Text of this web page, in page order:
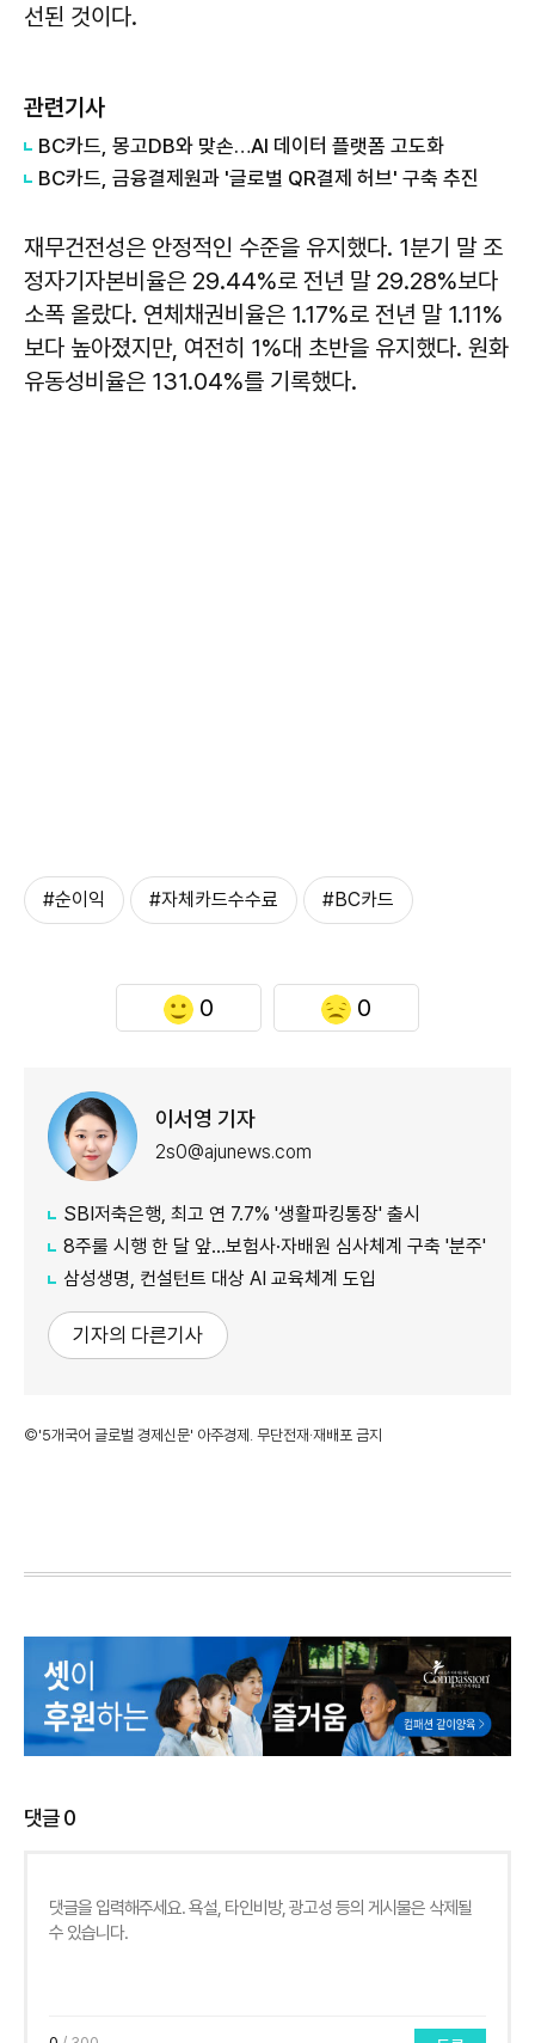
선된 것이다.
관련기사
BC카드, 몽고DB와 맞손…AI 데이터 플랫폼 고도화
BC카드, 금융결제원과 '글로벌 QR결제 허브' 구축 추진
재무건전성은 안정적인 수준을 유지했다. 1분기 말 조
정자기자본비율은 29.44%로 전년 말 29.28%보다
소폭 올랐다. 연체채권비율은 1.17%로 전년 말 1.11%
보다 높아졌지만, 여전히 1%대 초반을 유지했다. 원화
유동성비율은 131.04%를 기록했다.
#순이익 #자체카드수수료 #BC카드
0 0
이서영 기자
2s0@ajunews.com
SBI저축은행, 최고 연 7.7% '생활파킹통장' 출시
8주룰 시행 한 달 앞…보험사·자배원 심사체계 구축 '분주'
삼성생명, 컨설턴트 대상 AI 교육체계 도입
기자의 다른기사
©'5개국어 글로벌 경제신문' 아주경제. 무단전재·재배포 금지
댓글0